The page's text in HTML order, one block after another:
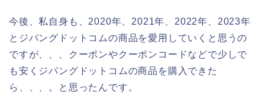
今後、私自身も、2020年、2021年、2022年、2023年
とジパングドットコムの商品を愛用していくと思うの
ですが、、、クーポンやクーポンコードなどで少しで
も安くジパングドットコムの商品を購入できた
ら、、、。と思ったんです。